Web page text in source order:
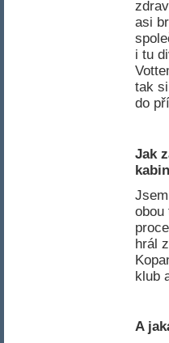
asi
i tu
tak
do
Jak
obou
hrál
klub
A